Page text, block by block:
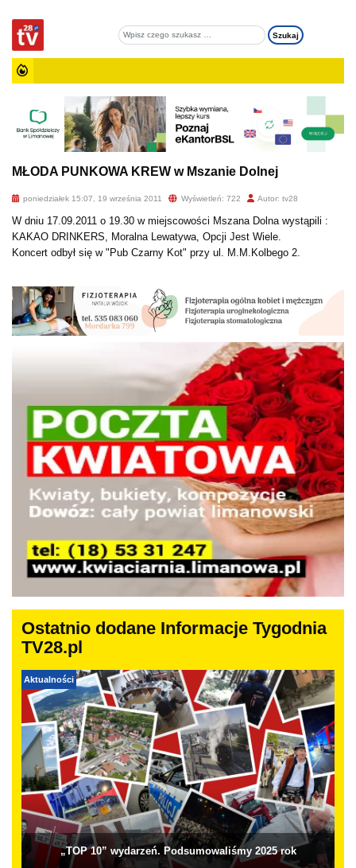
MŁODA PUNKOWA KREW w Mszanie Dolnej
poniedziałek 15:07, 19 września 2011 Wyświetleń: 722 Autor: tv28
W dniu 17.09.2011 o 19.30 w miejscowości Mszana Dolna wystąpili :
KAKAO DRINKERS, Moralna Lewatywa, Opcji Jest Wiele.
Koncert odbył się w "Pub Czarny Kot" przy ul. M.M.Kolbego 2.
Ostatnio dodane Informacje Tygodnia
TV28.pl
Aktualności
„TOP 10” wydarzeń. Podsumowaliśmy 2025 rok